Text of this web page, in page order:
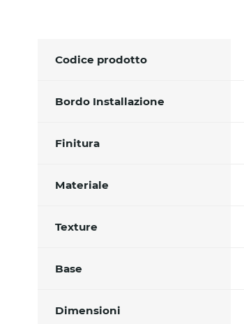
Codice prodotto
Bordo Installazione
Finitura
Materiale
Texture
Base
Dimensioni